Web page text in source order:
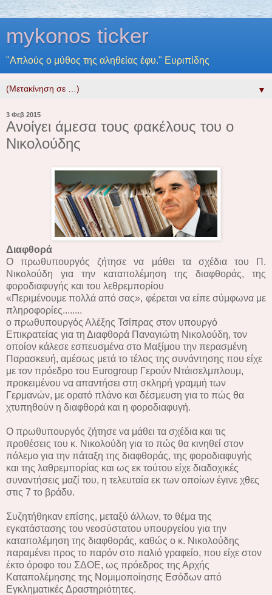
mykonos ticker
"Απλούς ο μύθος της αληθείας έφυ." Ευριπίδης
▼
3 Φεβ 2015
Ανοίγει άμεσα τους φακέλους του ο
Νικολούδης
Διαφθορά
Ο πρωθυπουργός ζήτησε να μάθει τα σχέδια του Π.
Νικολούδη για την καταπολέμηση της διαφθοράς, της
φοροδιαφυγής και του λεθρεμπορίου
«Περιμένουμε πολλά από σας», φέρεται να είπε σύμφωνα με
πληροφορίες........
ο πρωθυπουργός Αλέξης Τσίπρας στον υπουργό
Επικρατείας για τη Διαφθορά Παναγιώτη Νικολούδη, τον
οποίον κάλεσε εσπευσμένα στο Μαξίμου την περασμένη
Παρασκευή, αμέσως μετά το τέλος της συνάντησης που είχε
με τον πρόεδρο του Eurogroup Γερούν Ντάισελμπλουμ,
προκειμένου να απαντήσει στη σκληρή γραμμή των
Γερμανών, με ορατό πλάνο και δέσμευση για το πώς θα
χτυπηθούν η διαφθορά και η φοροδιαφυγή.
Ο πρωθυπουργός ζήτησε να μάθει τα σχέδια και τις
προθέσεις του κ. Νικολούδη για το πώς θα κινηθεί στον
πόλεμο για την πάταξη της διαφθοράς, της φοροδιαφυγής
και της λαθρεμπορίας και ως εκ τούτου είχε διαδοχικές
συναντήσεις μαζί του, η τελευταία εκ των οποίων έγινε χθες
στις 7 το βράδυ.
Συζητήθηκαν επίσης, μεταξύ άλλων, το θέμα της
εγκατάστασης του νεοσύστατου υπουργείου για την
καταπολέμηση της διαφθοράς, καθώς ο κ. Νικολούδης
παραμένει προς το παρόν στο παλιό γραφείο, που είχε στον
έκτο όροφο του ΣΔΟΕ, ως πρόεδρος της Αρχής
Καταπολέμησης της Νομιμοποίησης Εσόδων από
Εγκληματικές Δραστηριότητες.